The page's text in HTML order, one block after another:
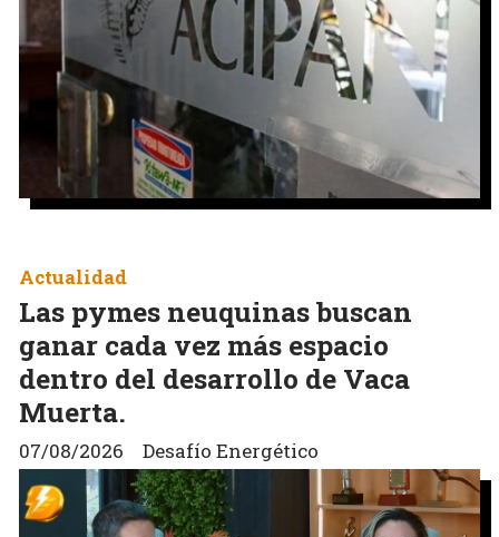
Las pymes neuquinas buscan
ganar cada vez más espacio
dentro del desarrollo de Vaca
Muerta.
Desafío Energético
Actualidad
07/08/2026